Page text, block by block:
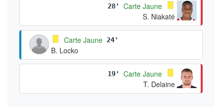
28'
Carte Jaune
S. Niakaté
Carte Jaune 24'
B. Locko
19'
Carte Jaune
T. Delaine